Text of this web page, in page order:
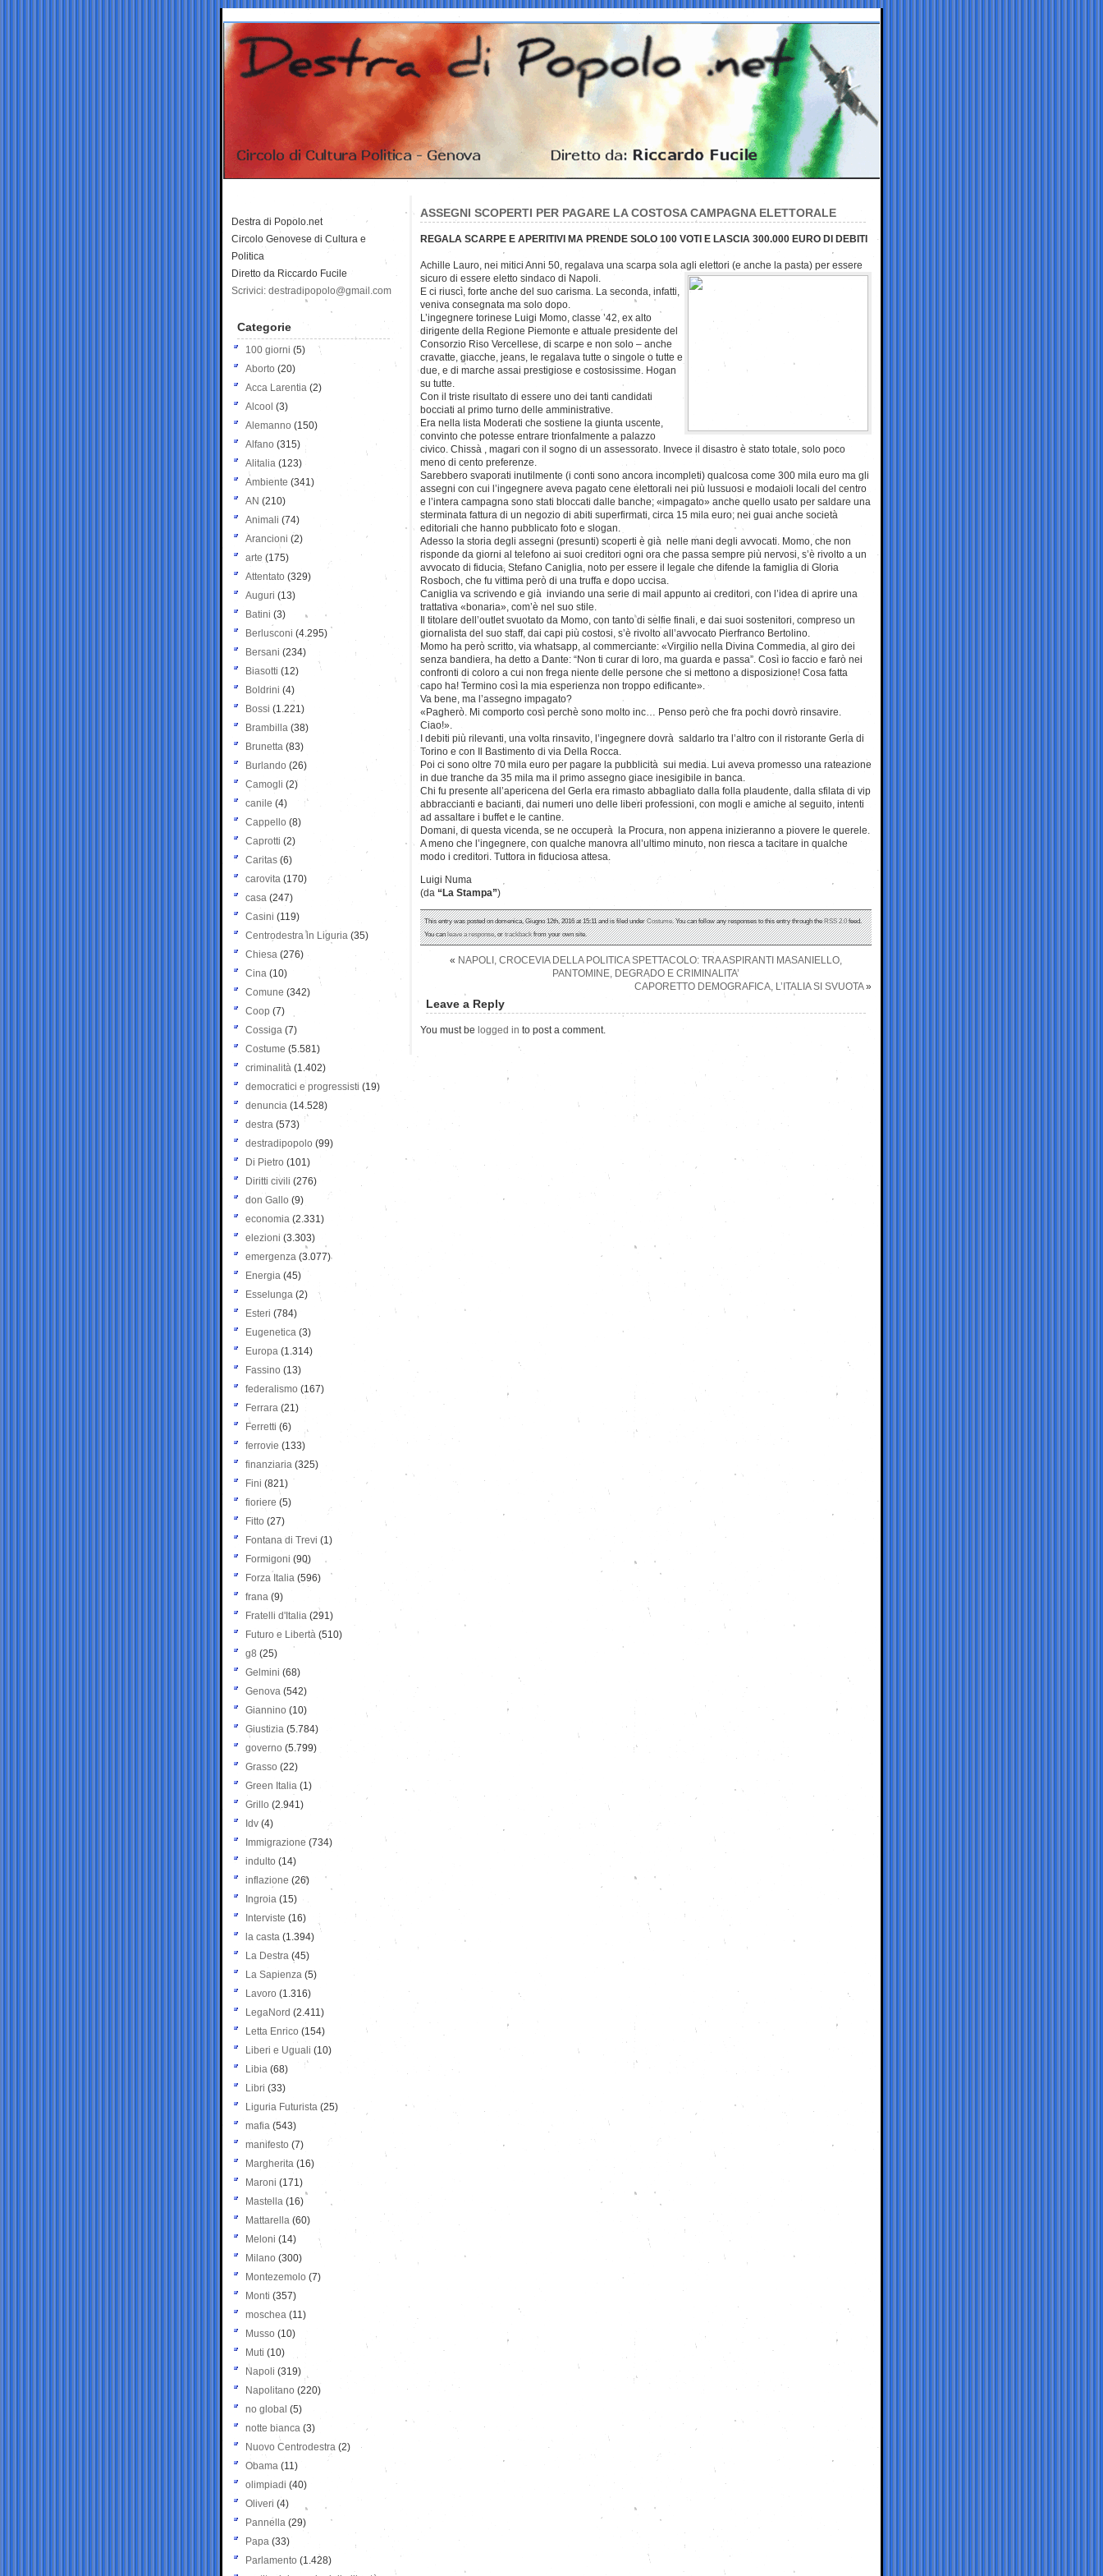
ASSEGNI SCOPERTI PER PAGARE LA COSTOSA CAMPAGNA ELETTORALE
REGALA SCARPE E APERITIVI MA PRENDE SOLO 100 VOTI E LASCIA 300.000 EURO DI DEBITI
Achille Lauro, nei mitici Anni 50, regalava una scarpa sola agli elettori (e anche la pasta) per essere
sicuro di essere eletto sindaco di Napoli.
E ci riuscì, forte anche del suo carisma. La seconda, infatti,
veniva consegnata ma solo dopo.
L’ingegnere torinese Luigi Momo, classe ’42, ex alto
dirigente della Regione Piemonte e attuale presidente del
Consorzio Riso Vercellese, di scarpe e non solo – anche
cravatte, giacche, jeans, le regalava tutte o singole o tutte e
due, e di marche assai prestigiose e costosissime. Hogan
su tutte.
Con il triste risultato di essere uno dei tanti candidati
bocciati al primo turno delle amministrative.
Era nella lista Moderati che sostiene la giunta uscente,
convinto che potesse entrare trionfalmente a palazzo
civico. Chissà , magari con il sogno di un assessorato. Invece il disastro è stato totale, solo poco
meno di cento preferenze.
Sarebbero svaporati inutilmente (i conti sono ancora incompleti) qualcosa come 300 mila euro ma gli
assegni con cui l’ingegnere aveva pagato cene elettorali nei più lussuosi e modaioli locali del centro
e l’intera campagna sono stati bloccati dalle banche; «impagato» anche quello usato per saldare una
sterminata fattura di un negozio di abiti superfirmati, circa 15 mila euro; nei guai anche società
editoriali che hanno pubblicato foto e slogan.
Adesso la storia degli assegni (presunti) scoperti è già nelle mani degli avvocati. Momo, che non
risponde da giorni al telefono ai suoi creditori ogni ora che passa sempre più nervosi, s’è rivolto a un
avvocato di fiducia, Stefano Caniglia, noto per essere il legale che difende la famiglia di Gloria
Rosboch, che fu vittima però di una truffa e dopo uccisa.
Caniglia va scrivendo e già inviando una serie di mail appunto ai creditori, con l’idea di aprire una
trattativa «bonaria», com’è nel suo stile.
Il titolare dell’outlet svuotato da Momo, con tanto di selfie finali, e dai suoi sostenitori, compreso un
giornalista del suo staff, dai capi più costosi, s’è rivolto all’avvocato Pierfranco Bertolino.
Momo ha però scritto, via whatsapp, al commerciante: «Virgilio nella Divina Commedia, al giro dei
senza bandiera, ha detto a Dante: “Non ti curar di loro, ma guarda e passa”. Così io faccio e farò nei
confronti di coloro a cui non frega niente delle persone che si mettono a disposizione! Cosa fatta
capo ha! Termino così la mia esperienza non troppo edificante».
Va bene, ma l’assegno impagato?
«Pagherò. Mi comporto così perchè sono molto inc… Penso però che fra pochi dovrò rinsavire.
Ciao!».
I debiti più rilevanti, una volta rinsavito, l’ingegnere dovrà saldarlo tra l’altro con il ristorante Gerla di
Torino e con Il Bastimento di via Della Rocca.
Poi ci sono oltre 70 mila euro per pagare la pubblicità sui media. Lui aveva promesso una rateazione
in due tranche da 35 mila ma il primo assegno giace inesigibile in banca.
Chi fu presente all’apericena del Gerla era rimasto abbagliato dalla folla plaudente, dalla sfilata di vip
abbraccianti e bacianti, dai numeri uno delle liberi professioni, con mogli e amiche al seguito, intenti
ad assaltare i buffet e le cantine.
Domani, di questa vicenda, se ne occuperà la Procura, non appena inizieranno a piovere le querele.
A meno che l’ingegnere, con qualche manovra all’ultimo minuto, non riesca a tacitare in qualche
modo i creditori. Tuttora in fiduciosa attesa.
Luigi Numa
(da “La Stampa”)
This entry was posted on domenica, Giugno 12th, 2016 at 15:11 and is filed underCostume. You can follow any responses to this entry through theRSS 2.0feed.
You canleave a response, ortrackbackfrom your own site.
« NAPOLI, CROCEVIA DELLA POLITICA SPETTACOLO: TRA ASPIRANTI MASANIELLO,
PANTOMINE, DEGRADO E CRIMINALITA’
CAPORETTO DEMOGRAFICA, L’ITALIA SI SVUOTA»
Leave a Reply
You must be logged in to post a comment.
Destra di Popolo.net
Circolo Genovese di Cultura e
Politica
Diretto da Riccardo Fucile
Scrivici: destradipopolo@gmail.com
Categorie
100 giorni (5)
Aborto (20)
Acca Larentia (2)
Alcool (3)
Alemanno (150)
Alfano (315)
Alitalia (123)
Ambiente (341)
AN (210)
Animali (74)
Arancioni (2)
arte (175)
Attentato (329)
Auguri (13)
Batini (3)
Berlusconi (4.295)
Bersani (234)
Biasotti (12)
Boldrini (4)
Bossi (1.221)
Brambilla (38)
Brunetta (83)
Burlando (26)
Camogli (2)
canile (4)
Cappello (8)
Caprotti (2)
Caritas (6)
carovita (170)
casa (247)
Casini (119)
Centrodestra in Liguria (35)
Chiesa (276)
Cina (10)
Comune (342)
Coop (7)
Cossiga (7)
Costume (5.581)
criminalità (1.402)
democratici e progressisti (19)
denuncia (14.528)
destra (573)
destradipopolo (99)
Di Pietro (101)
Diritti civili (276)
don Gallo (9)
economia (2.331)
elezioni (3.303)
emergenza (3.077)
Energia (45)
Esselunga (2)
Esteri (784)
Eugenetica (3)
Europa (1.314)
Fassino (13)
federalismo (167)
Ferrara (21)
Ferretti (6)
ferrovie (133)
finanziaria (325)
Fini (821)
fioriere (5)
Fitto (27)
Fontana di Trevi (1)
Formigoni (90)
Forza Italia (596)
frana (9)
Fratelli d'Italia (291)
Futuro e Libertà (510)
g8 (25)
Gelmini (68)
Genova (542)
Giannino (10)
Giustizia (5.784)
governo (5.799)
Grasso (22)
Green Italia (1)
Grillo (2.941)
Idv (4)
Immigrazione (734)
indulto (14)
inflazione (26)
Ingroia (15)
Interviste (16)
la casta (1.394)
La Destra (45)
La Sapienza (5)
Lavoro (1.316)
LegaNord (2.411)
Letta Enrico (154)
Liberi e Uguali (10)
Libia (68)
Libri (33)
Liguria Futurista (25)
mafia (543)
manifesto (7)
Margherita (16)
Maroni (171)
Mastella (16)
Mattarella (60)
Meloni (14)
Milano (300)
Montezemolo (7)
Monti (357)
moschea (11)
Musso (10)
Muti (10)
Napoli (319)
Napolitano (220)
no global (5)
notte bianca (3)
Nuovo Centrodestra (2)
Obama (11)
olimpiadi (40)
Oliveri (4)
Pannella (29)
Papa (33)
Parlamento (1.428)